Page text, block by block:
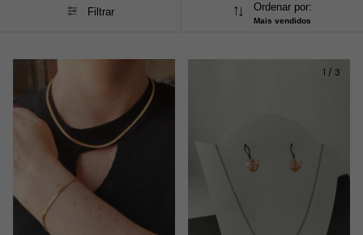
Filtrar Ordenar por:
Mais vendidos
1 / 3